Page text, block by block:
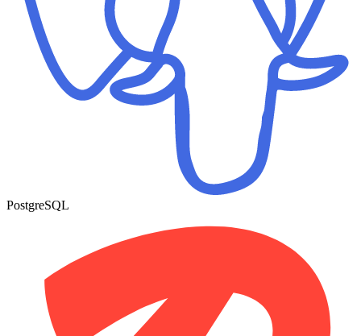
PostgreSQL